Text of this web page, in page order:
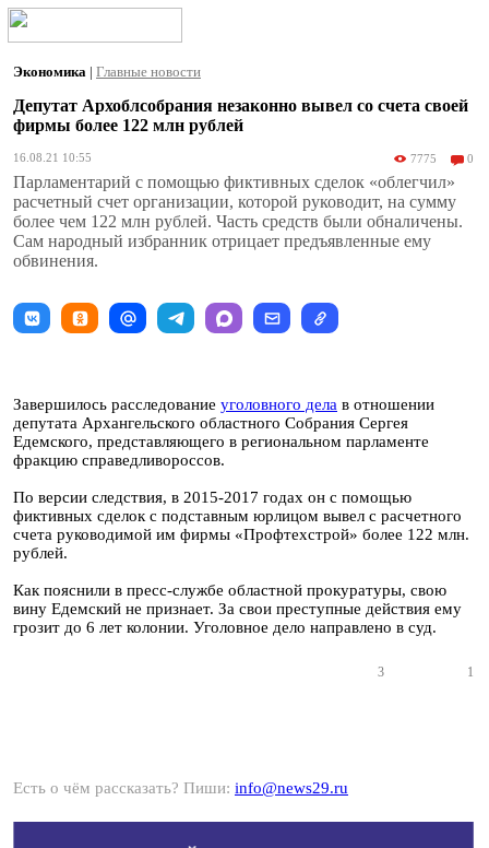
Экономика | Главные новости
Депутат Архоблсобрания незаконно вывел со счета своей
фирмы более 122 млн рублей
16.08.21 10:55 7775 0
Парламентарий с помощью фиктивных сделок «облегчил»
расчетный счет организации, которой руководит, на сумму
более чем 122 млн рублей. Часть средств были обналичены.
Сам народный избранник отрицает предъявленные ему
обвинения.
Завершилось расследование уголовного дела в отношении
депутата Архангельского областного Собрания Сергея
Едемского, представляющего в региональном парламенте
фракцию справедливороссов.
По версии следствия, в 2015-2017 годах он с помощью
фиктивных сделок с подставным юрлицом вывел с расчетного
счета руководимой им фирмы «Профтехстрой» более 122 млн.
рублей.
Как пояснили в пресс-службе областной прокуратуры, свою
вину Едемский не признает. За свои преступные действия ему
грозит до 6 лет колонии. Уголовное дело направлено в суд.
3 1
Есть о чём рассказать? Пиши: info@news29.ru